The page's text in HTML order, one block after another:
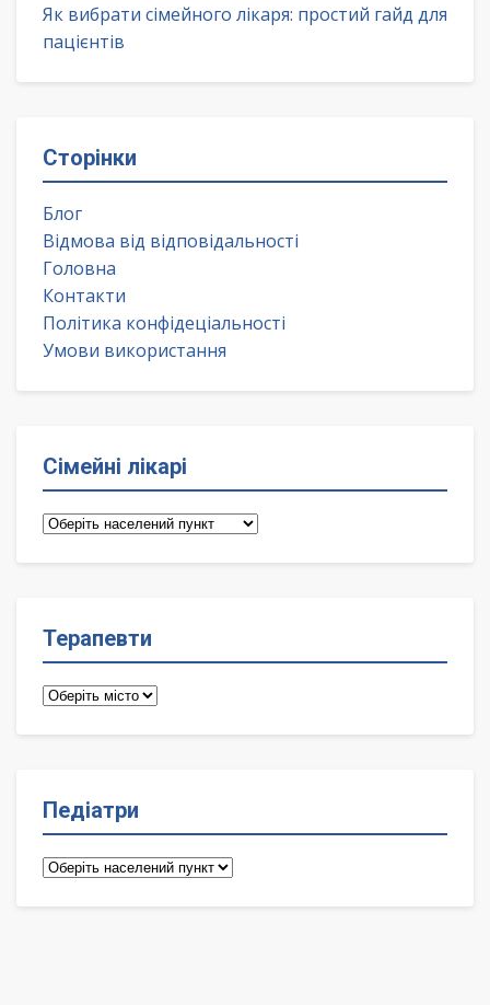
Як вибрати сімейного лікаря: простий гайд для
пацієнтів
Сторінки
Блог
Відмова від відповідальності
Головна
Контакти
Політика конфідеціальності
Умови використання
Сімейні лікарі
Сімейні
Терапевти
Терапевти
Педіатри
Педіатри